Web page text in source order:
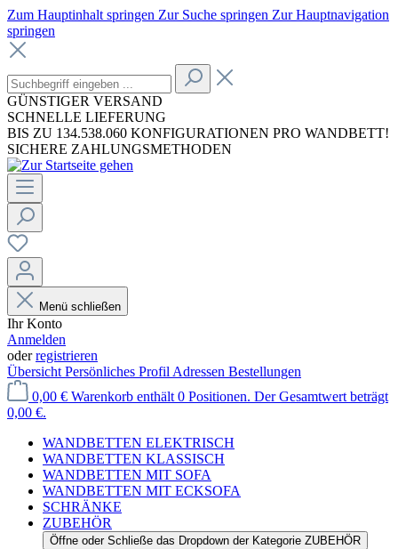
Zum Hauptinhalt springen Zur Suche springen Zur Hauptnavigation
springen
GÜNSTIGER VERSAND
SCHNELLE LIEFERUNG
BIS ZU 134.538.060 KONFIGURATIONEN PRO WANDBETT!
SICHERE ZAHLUNGSMETHODEN
Menü schließen
Ihr Konto
Anmelden
oderregistrieren
Übersicht Persönliches Profil Adressen Bestellungen
0,00 € Warenkorb enthält 0 Positionen. Der Gesamtwert beträgt
0,00 €.
WANDBETTEN ELEKTRISCH
WANDBETTEN KLASSISCH
WANDBETTEN MIT SOFA
WANDBETTEN MIT ECKSOFA
SCHRÄNKE
ZUBEHÖR
Öffne oder Schließe das Dropdown der Kategorie ZUBEHÖR